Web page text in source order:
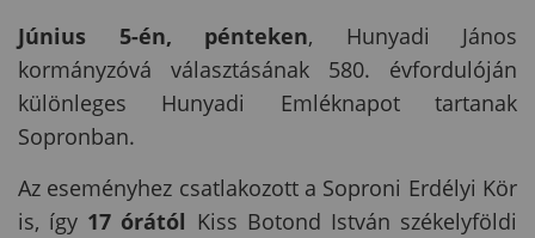
Június 5-én, pénteken, Hunyadi János
kormányzóvá választásának 580. évfordulóján
különleges Hunyadi Emléknapot tartanak
Sopronban.
Az eseményhez csatlakozott a Soproni Erdélyi Kör
is, így 17 órától Kiss Botond István székelyföldi